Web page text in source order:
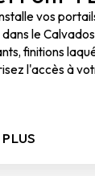
vos
le
finitions
l'accès à